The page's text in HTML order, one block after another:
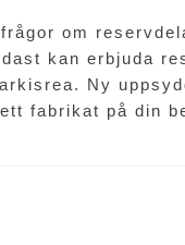
om
kan erbjuda
Ny
fabrikat på din